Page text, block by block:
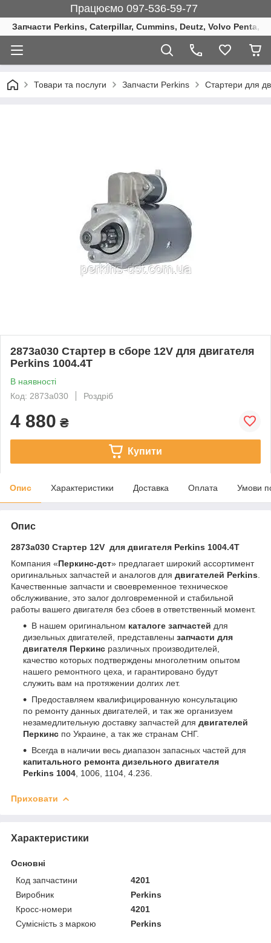
Працюємо 097-536-59-77
Запчасти Perkins, Caterpillar, Cummins, Deutz, Volvo Penta,
Товари та послуги Запчасти Perkins Стартери для
2873a030 Стартер в сборе 12V для двигателя
Perkins 1004.4T
В наявності
Код: 2873a030
Роздріб
4 880 ₴
Купити
Опис Характеристики Доставка Оплата Умови
Опис
2873a030 Стартер 12V для двигателя Perkins 1004.4T
Компания «Перкинс-дст» предлагает широкий ассортимент
оригинальных запчастей и аналогов для двигателей Perkins
Качественные запчасти и своевременное техническое
обслуживание, это залог долговременной и стабильной
работы вашего двигателя без сбоев в ответственный момент.
В нашем оригинальном каталоге запчастей для
дизельных двигателей, представлены запчасти для
двигателя Перкинс различных производителей,
качество которых подтверждены многолетним опытом
нашего ремонтного цеха, и гарантировано будут
служить вам на протяжении долгих лет.
Предоставляем квалифицированную консультацию
по ремонту данных двигателей, и так же организуем
незамедлительную доставку запчастей для двигателей
Перкинс по Украине, а так же странам СНГ.
Всегда в наличии весь диапазон запасных частей для
капитального ремонта дизельного двигателя
Perkins 1004 , 1006, 1104, 4.236.
Приховати
Характеристики
Основні
Код запчастини
4201
Виробник
Perkins
Кросс-номери
4201
Сумісність з маркою
Perkins